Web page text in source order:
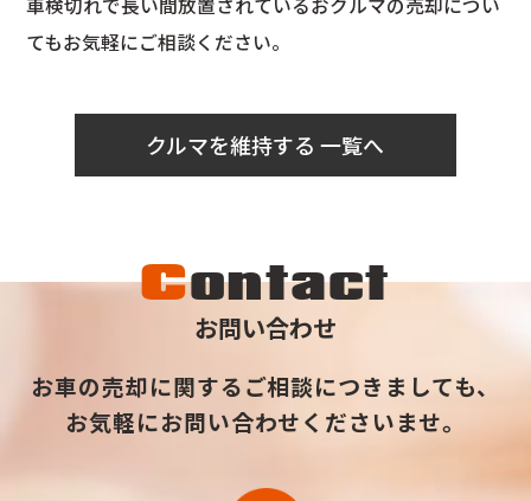
てもお気軽にご相談ください。
クルマを維持する 一覧へ
Contact
お問い合わせ
お車の売却に関するご相談につきましても、
お気軽にお問い合わせくださいませ。